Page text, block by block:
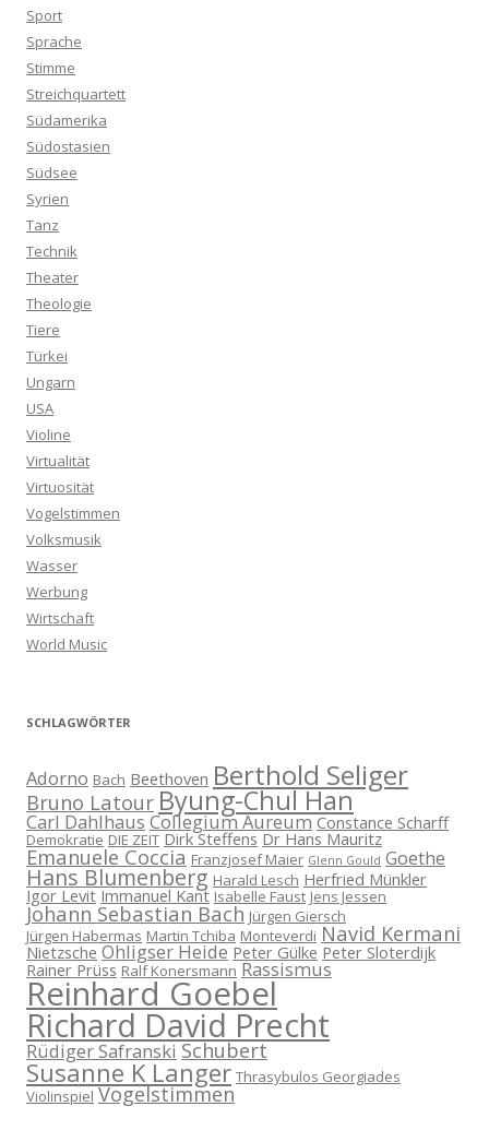
Sport
Sprache
Stimme
Streichquartett
Südamerika
Südostasien
Südsee
Syrien
Tanz
Technik
Theater
Theologie
Tiere
Türkei
Ungarn
USA
Violine
Virtualität
Virtuosität
Vogelstimmen
Volksmusik
Wasser
Werbung
Wirtschaft
World Music
SCHLAGWÖRTER
Adorno Bach Beethoven Berthold Seliger
Bruno Latour Byung-Chul Han
Carl Dahlhaus Collegium Aureum Constance Scharff
Demokratie DIE ZEIT Dirk Steffens Dr Hans Mauritz
Emanuele Coccia Franzjosef Maier Glenn Gould Goethe
Hans Blumenberg Harald Lesch Herfried Münkler
Igor Levit Immanuel Kant Isabelle Faust Jens Jessen
Johann Sebastian Bach Jürgen Giersch
Jürgen Habermas Martin Tchiba Monteverdi Navid Kermani
Nietzsche Ohligser Heide Peter Gülke Peter Sloterdijk
Rainer Prüss Ralf Konersmann Rassismus
Reinhard Goebel
Richard David Precht
Rüdiger Safranski Schubert
Susanne K Langer Thrasybulos Georgiades
Violinspiel Vogelstimmen